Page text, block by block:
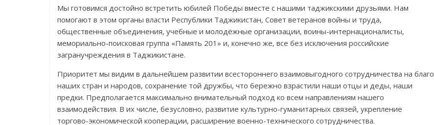
Мы готовимся достойно встретить юбилей Победы вместе с нашими таджикскими друзьями. Нам
помогают в этом органы власти Республики Таджикистан, Совет ветеранов войны и труда,
общественные объединения, учебные и молодёжные организации, воины-интернационалисты,
мемориально-поисковая группа «Память 201» и, конечно же, все без исключения российские
загранучреждения в Таджикистане.
Приоритет мы видим в дальнейшем развитии всестороннего взаимовыгодного сотрудничества на благо
наших стран и народов, сохранение той дружбы, что бережно взрастили наши отцы и деды, наши
предки. Предполагается максимально внимательный подход ко всем направлениям нашего
взаимодействия. В их числе, безусловно, развитие культурно-гуманитарных связей, укрепление
торгово-экономической кооперации, расширение военно-технического сотрудничества.